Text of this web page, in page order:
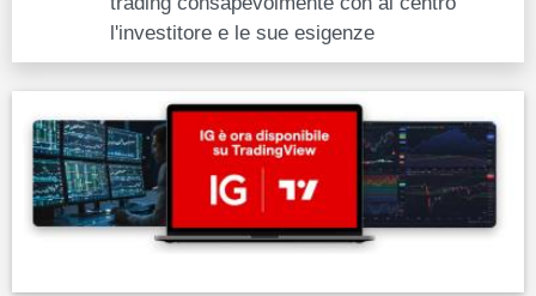
l'investitore e le sue esigenze